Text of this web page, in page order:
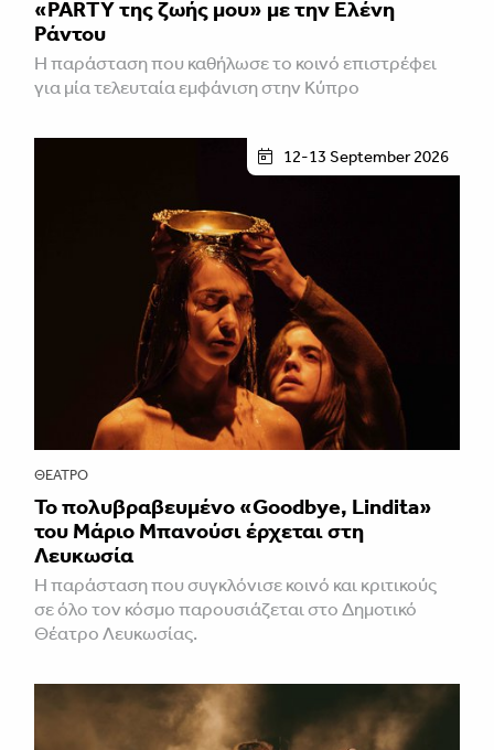
«PARTY της ζωής μου» με την Ελένη
Ράντου
Η παράσταση που καθήλωσε το κοινό επιστρέφει
για μία τελευταία εμφάνιση στην Κύπρο
12-13 September 2026
ΘΈΑΤΡΟ
Το πολυβραβευμένο «Goodbye, Lindita»
του Μάριο Μπανούσι έρχεται στη
Λευκωσία
Η παράσταση που συγκλόνισε κοινό και κριτικούς
σε όλο τον κόσμο παρουσιάζεται στο Δημοτικό
Θέατρο Λευκωσίας.